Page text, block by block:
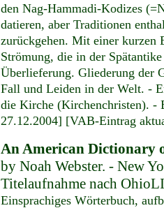
den Nag-Hammadi-Kodizes
datieren, aber Traditionen
zurückgehen. Mit einer kurzen
Strömung, die in der
Überlieferung. Gliederung der
Fall und Leiden in der Welt. -
die Kirche (Kirchenchristen). -
27.12.2004] [VAB-Eintrag
An American Dictionary
by Noah Webster. - New
Titelaufnahme nach
Einsprachiges Wörterbuch,